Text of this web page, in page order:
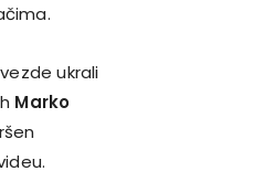
ukrali
Marko